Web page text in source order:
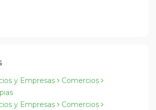
y Empresas
Comercios
y Empresas
Comercios